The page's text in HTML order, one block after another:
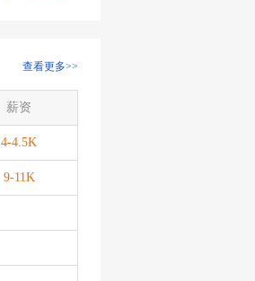
查看更多>>
薪资
4-4.5K
9-11K